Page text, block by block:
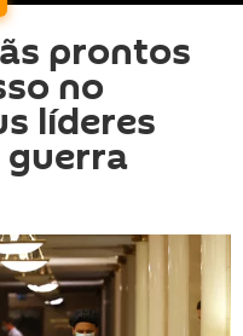
prontos
no
líderes